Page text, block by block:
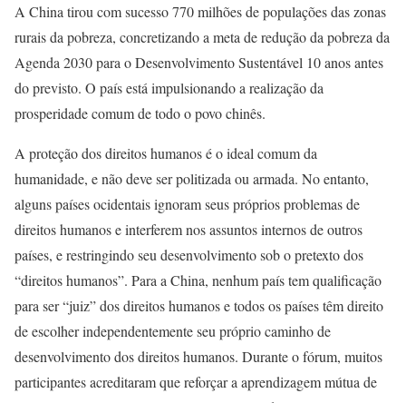
A China tirou com sucesso 770 milhões de populações das zonas
rurais da pobreza, concretizando a meta de redução da pobreza da
Agenda 2030 para o Desenvolvimento Sustentável 10 anos antes
do previsto. O país está impulsionando a realização da
prosperidade comum de todo o povo chinês.
A proteção dos direitos humanos é o ideal comum da
humanidade, e não deve ser politizada ou armada. No entanto,
alguns países ocidentais ignoram seus próprios problemas de
direitos humanos e interferem nos assuntos internos de outros
países, e restringindo seu desenvolvimento sob o pretexto dos
“direitos humanos”. Para a China, nenhum país tem qualificação
para ser “juiz” dos direitos humanos e todos os países têm direito
de escolher independentemente seu próprio caminho de
desenvolvimento dos direitos humanos. Durante o fórum, muitos
participantes acreditaram que reforçar a aprendizagem mútua de